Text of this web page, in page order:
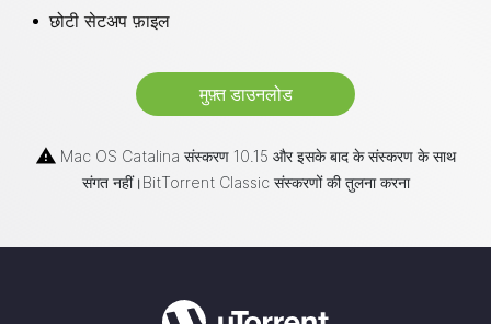
छोटी सेटअप फ़ाइल
मुफ़्त डाउनलोड
Mac OS Catalina संस्करण 10.15 और इसके बाद के संस्करण के साथ
संगत नहीं।BitTorrent Classic संस्करणों की तुलना करना